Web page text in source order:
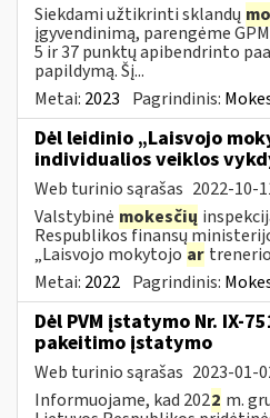
Siekdami užtikrinti sklandų
įgyvendinimą, parengėme
5 ir 37 punktų apibendrinto
papildymą. Šį...
Metai: 2023 Pagrindinis:
Dėl leidinio „Laisvojo
individualios veiklos
Web turinio sąrašas 2022-10-
Valstybinė mokesčių
Respublikos finansų
„Laisvojo mokytojo ar
Metai: 2022 Pagrindinis:
Dėl PVM įstatymo Nr. IX-
pakeitimo įstatymo
Web turinio sąrašas 2023-01-
Informuojame, kad 2022 m.